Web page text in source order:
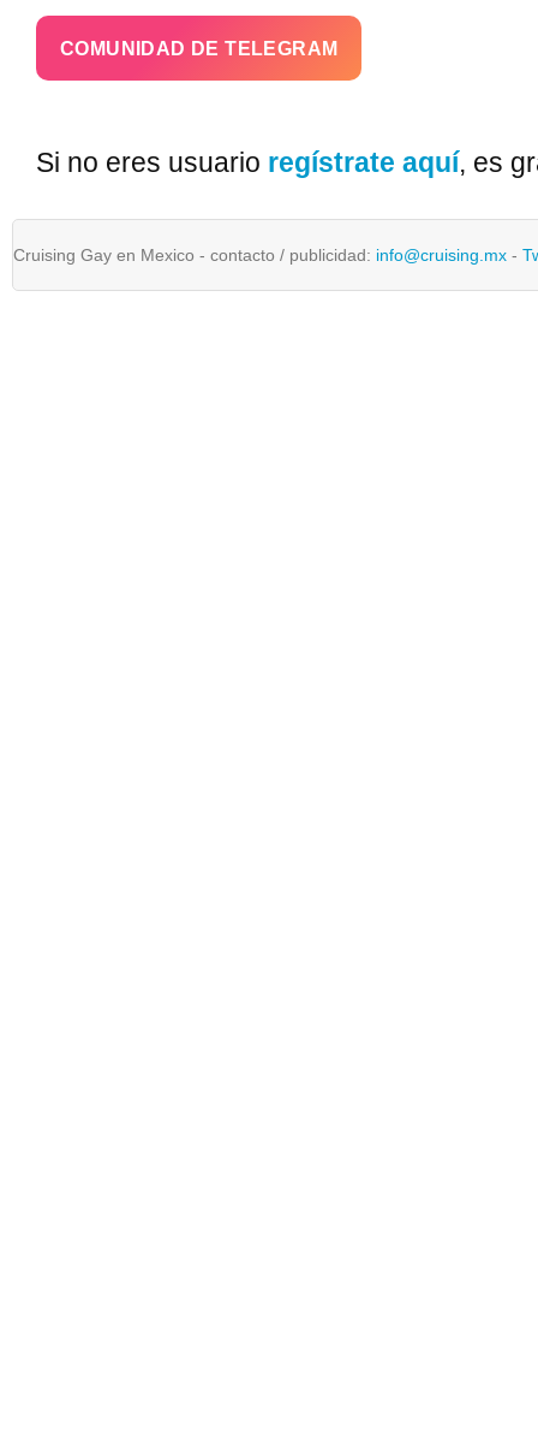
COMUNIDAD DE TELEGRAM
Si no eres usuario regístrate aquí, es
Cruising Gay en Mexico - contacto / publicidad: info@cruising.mx -